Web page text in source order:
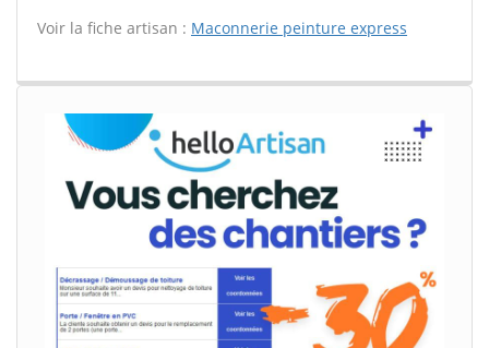
Voir la fiche artisan : Maconnerie peinture express